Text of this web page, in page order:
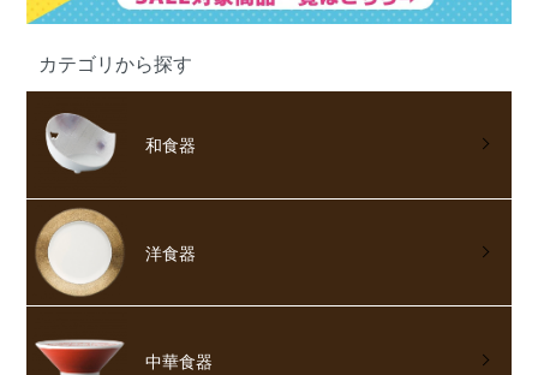
カテゴリから探す
和食器
洋食器
中華食器